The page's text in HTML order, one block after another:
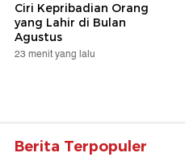
Ciri Kepribadian Orang
yang Lahir di Bulan
Agustus
23 menit yang lalu
Berita Terpopuler